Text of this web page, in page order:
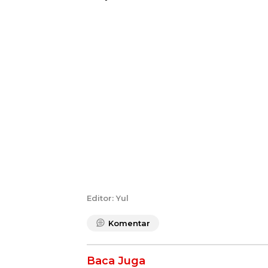
Editor: Yul
Komentar
Baca Juga